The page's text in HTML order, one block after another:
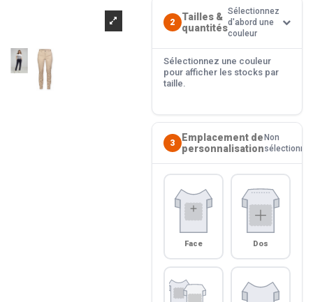
2
Tailles &
quantités
Sélectionnez
d'abord une
couleur
Sélectionnez une couleur
pour afficher les stocks par
taille.
3
Emplacement de
personnalisation
Non
sélectionné
Face Dos